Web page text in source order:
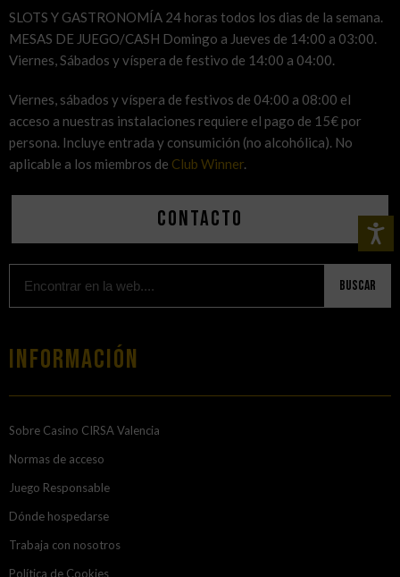
SLOTS Y GASTRONOMÍA 24 horas todos los dias de la semana.
MESAS DE JUEGO/CASH Domingo a Jueves de 14:00 a 03:00.
Viernes, Sábados y víspera de festivo de 14:00 a 04:00.
Viernes, sábados y víspera de festivos de 04:00 a 08:00 el
acceso a nuestras instalaciones requiere el pago de 15€ por
persona. Incluye entrada y consumición (no alcohólica). No
aplicable a los miembros de Club Winner.
Contacto
Buscar
Información
Sobre Casino CIRSA Valencia
Normas de acceso
Juego Responsable
Dónde hospedarse
Trabaja con nosotros
Política de Cookies